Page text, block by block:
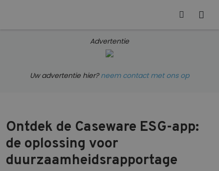
Advertentie
Uw advertentie hier?neem contact met ons op
Ontdek de Caseware ESG-app:
de oplossing voor
duurzaamheidsrapportage